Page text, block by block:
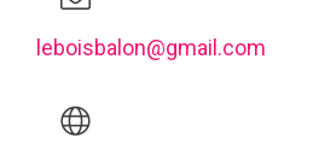
leboisbalon@gmail.com